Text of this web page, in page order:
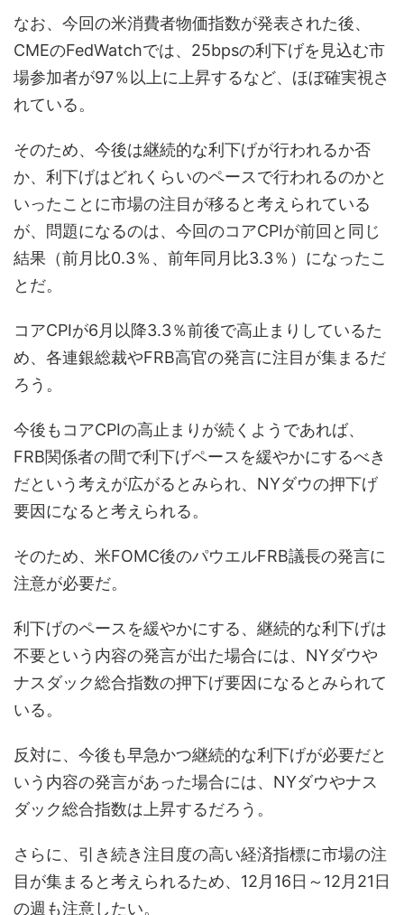
なお、今回の米消費者物価指数が発表された後、
CMEのFedWatchでは、25bpsの利下げを見込む市
場参加者が97％以上に上昇するなど、ほぼ確実視さ
れている。
そのため、今後は継続的な利下げが行われるか否
か、利下げはどれくらいのペースで行われるのかと
いったことに市場の注目が移ると考えられている
が、問題になるのは、今回のコアCPIが前回と同じ
結果（前月比0.3％、前年同月比3.3％）になったこ
とだ。
コアCPIが6月以降3.3％前後で高止まりしているた
め、各連銀総裁やFRB高官の発言に注目が集まるだ
ろう。
今後もコアCPIの高止まりが続くようであれば、
FRB関係者の間で利下げペースを緩やかにするべき
だという考えが広がるとみられ、NYダウの押下げ
要因になると考えられる。
そのため、米FOMC後のパウエルFRB議長の発言に
注意が必要だ。
利下げのペースを緩やかにする、継続的な利下げは
不要という内容の発言が出た場合には、NYダウや
ナスダック総合指数の押下げ要因になるとみられて
いる。
反対に、今後も早急かつ継続的な利下げが必要だと
いう内容の発言があった場合には、NYダウやナス
ダック総合指数は上昇するだろう。
さらに、引き続き注目度の高い経済指標に市場の注
目が集まると考えられるため、12月16日～12月21日
の週も注意したい。